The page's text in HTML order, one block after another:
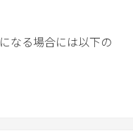
になる場合には以下の